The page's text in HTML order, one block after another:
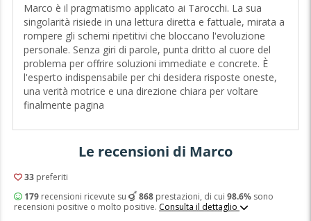
Marco è il pragmatismo applicato ai Tarocchi. La sua
singolarità risiede in una lettura diretta e fattuale, mirata a
rompere gli schemi ripetitivi che bloccano l'evoluzione
personale. Senza giri di parole, punta dritto al cuore del
problema per offrire soluzioni immediate e concrete. È
l'esperto indispensabile per chi desidera risposte oneste,
una verità motrice e una direzione chiara per voltare
finalmente pagina
Le recensioni di Marco
33preferiti
179recensioni ricevute su 868prestazioni, di cui 98.6%sono
recensioni positive o molto positive. Consulta il dettaglio